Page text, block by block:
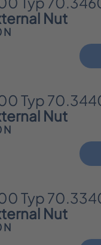
Nut
N
Typ
Nut
N
Typ
Nut
N